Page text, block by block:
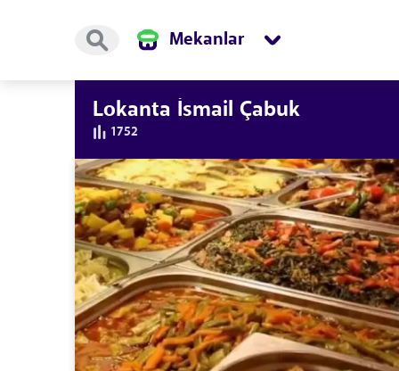
Mekanlar
Lokanta İsmail Çabuk
1752